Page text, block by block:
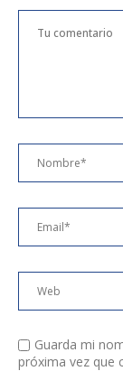
Guarda mi
próxima vez que